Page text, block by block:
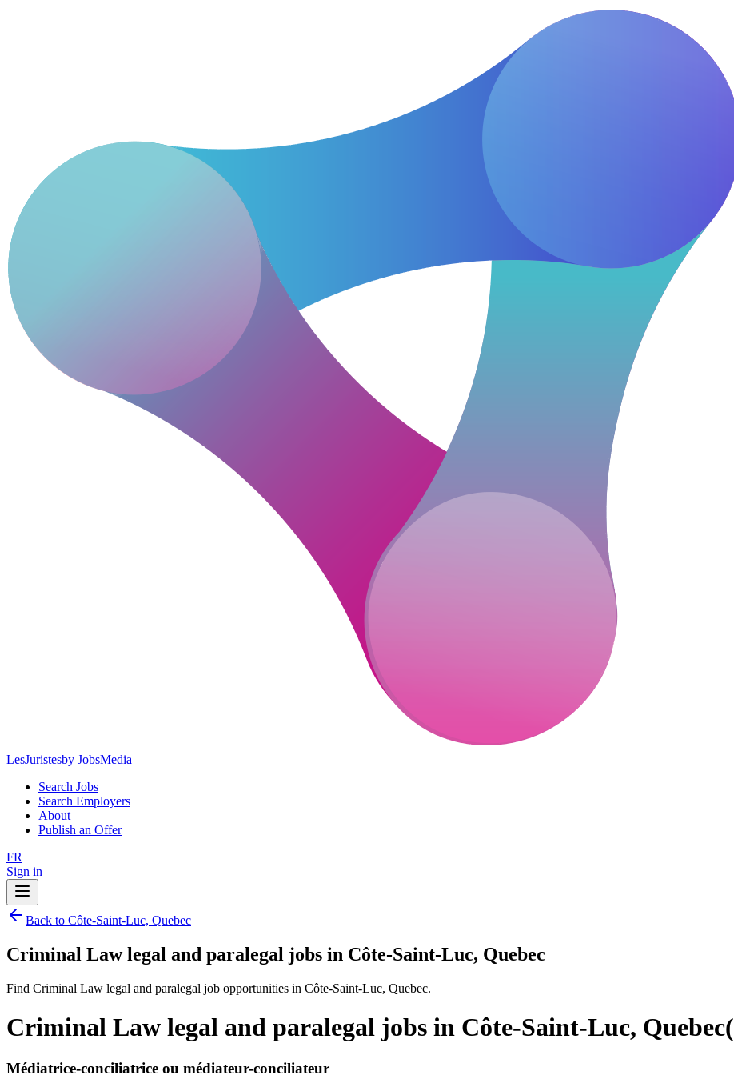
LesJuristesby JobsMedia
Search Jobs
Search Employers
About
Publish an Offer
FR
Sign in
Back to Côte-Saint-Luc, Quebec
Criminal Law legal and paralegal jobs in Côte-Saint-Luc, Quebec
Find Criminal Law legal and paralegal job opportunities in Côte-Saint-Luc, Quebec.
Criminal Law legal and paralegal jobs in Côte-Saint-Luc, Quebec(
Médiatrice-conciliatrice ou médiateur-conciliateur